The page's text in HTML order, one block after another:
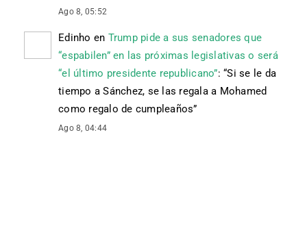
Ago 8, 05:52
Edinho en Trump pide a sus senadores que
“espabilen” en las próximas legislativas o será
“el último presidente republicano”: “Si se le da
tiempo a Sánchez, se las regala a Mohamed
como regalo de cumpleaños”
Ago 8, 04:44